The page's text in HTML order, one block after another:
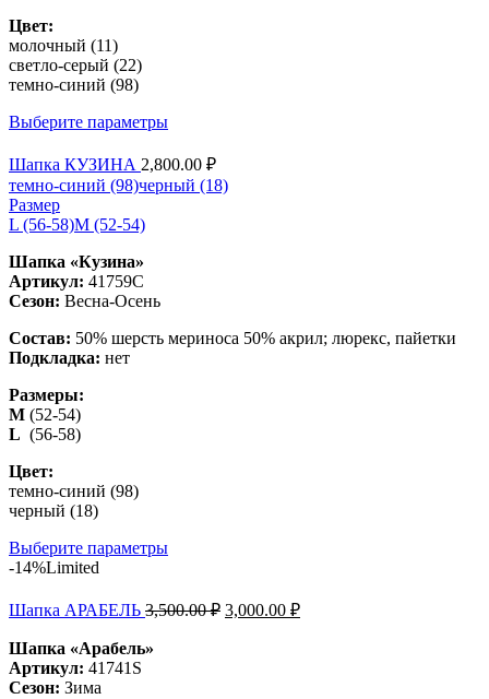
Цвет:
молочный (11)
светло-серый (22)
темно-синий (98)
Выберите параметры
Шапка КУЗИНА 2,800.00 ₽
темно-синий (98)черный (18)
Размер
L (56-58)M (52-54)
Шапка «Кузина»
Артикул: 41759С
Сезон: Весна-Осень
Состав: 50% шерсть мериноса 50% акрил; люрекс, пайетки
Подкладка: нет
Размеры:
M (52-54)
L (56-58)
Цвет:
темно-синий (98)
черный (18)
Выберите параметры
-14%Limited
Шапка АРАБЕЛЬ 3,500.00₽ 3,000.00 ₽
Шапка «Арабель»
Артикул: 41741S
Сезон: Зима